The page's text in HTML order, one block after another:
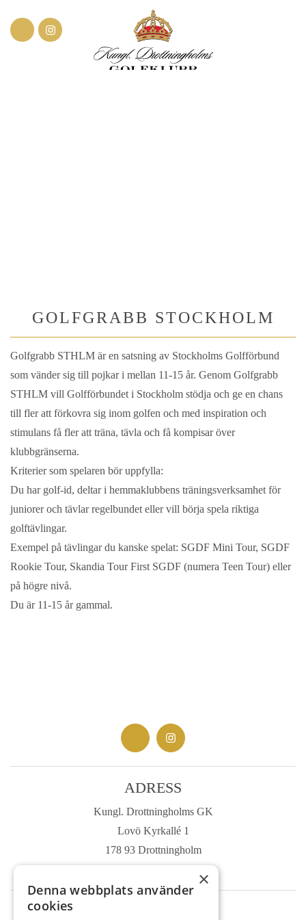
GOLFGRABB STOCKHOLM
Golfgrabb STHLM är en satsning av Stockholms Golfförbund
som vänder sig till pojkar i mellan 11-15 år. Genom Golfgrabb
STHLM vill Golfförbundet i Stockholm stödja och ge en chans
till fler att förkovra sig inom golfen och med inspiration och
stimulans få fler att träna, tävla och få kompisar över
klubbgränserna.
Kriterier som spelaren bör uppfylla:
Du har golf-id, deltar i hemmaklubbens träningsverksamhet för
juniorer och tävlar regelbundet eller vill börja spela riktiga
golftävlingar.
Exempel på tävlingar du kanske spelat: SGDF Mini Tour, SGDF
Rookie Tour, Skandia Tour First SGDF (numera Teen Tour) eller
på högre nivå.
Du är 11-15 år gammal.
ADRESS
Kungl. Drottningholms GK
Lovö Kyrkallé 1
178 93 Drottningholm
Sverige
×
Denna webbplats använder
cookies